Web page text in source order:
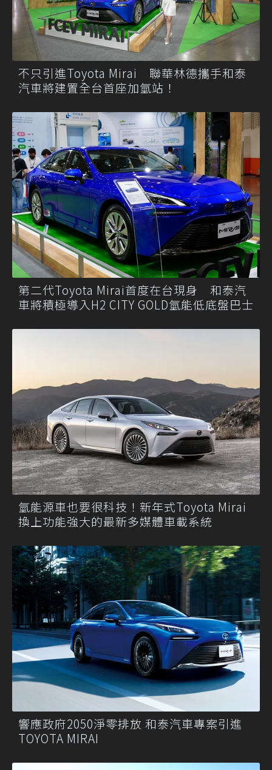
不只引進Toyota Mirai 聯華林德攜手和泰
汽車將建置全台首座加氫站！
第二代Toyota Mirai首度在台現身 和泰汽
車將積極導入H2 CITY GOLD氫能低底盤巴士
氫能源車也要很科技！新年式Toyota Mirai
換上功能強大的最新多媒體車載系統
響應政府2050淨零排放 和泰汽車專案引進
TOYOTA MIRAI